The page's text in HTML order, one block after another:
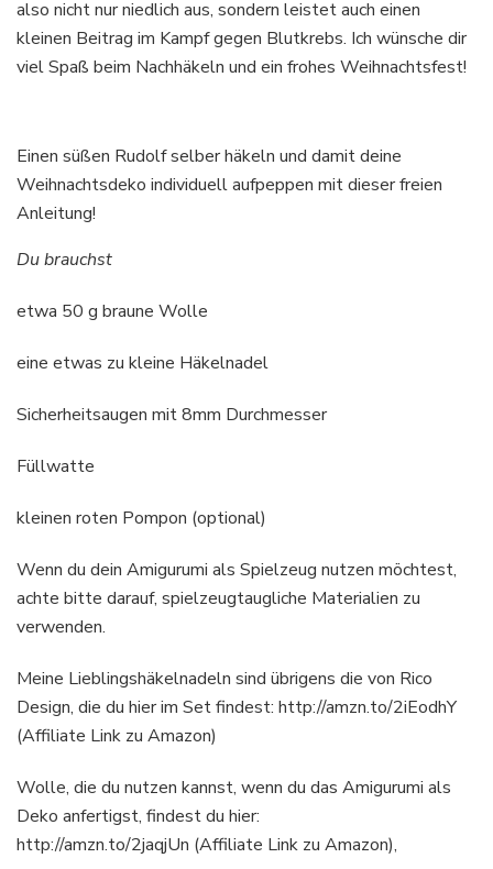
also nicht nur niedlich aus, sondern leistet auch einen
kleinen Beitrag im Kampf gegen Blutkrebs. Ich wünsche dir
viel Spaß beim Nachhäkeln und ein frohes Weihnachtsfest!
Einen süßen Rudolf selber häkeln und damit deine
Weihnachtsdeko individuell aufpeppen mit dieser freien
Anleitung!
Du brauchst
etwa 50 g braune Wolle
eine etwas zu kleine Häkelnadel
Sicherheitsaugen mit 8mm Durchmesser
Füllwatte
kleinen roten Pompon (optional)
Wenn du dein Amigurumi als Spielzeug nutzen möchtest,
achte bitte darauf, spielzeugtaugliche Materialien zu
verwenden.
Meine Lieblingshäkelnadeln sind übrigens die von Rico
Design, die du hier im Set findest: http://amzn.to/2iEodhY
(Affiliate Link zu Amazon)
Wolle, die du nutzen kannst, wenn du das Amigurumi als
Deko anfertigst, findest du hier:
http://amzn.to/2jaqjUn (Affiliate Link zu Amazon),